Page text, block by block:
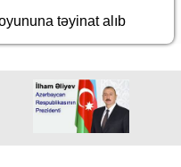
təyinat alıb